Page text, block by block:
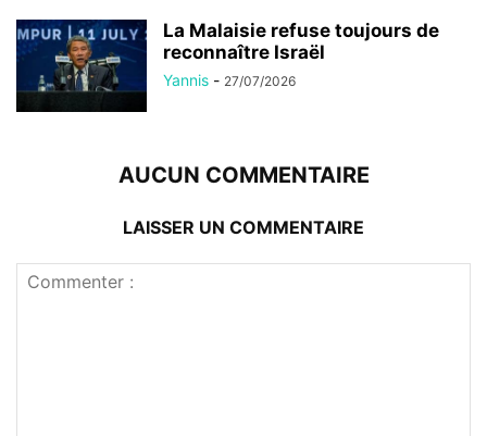
La Malaisie refuse toujours de
reconnaître Israël
Yannis - 27/07/2026
AUCUN COMMENTAIRE
LAISSER UN COMMENTAIRE